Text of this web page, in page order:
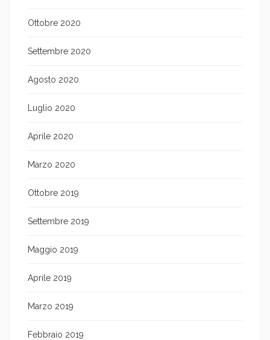
Ottobre 2020
Settembre 2020
Agosto 2020
Luglio 2020
Aprile 2020
Marzo 2020
Ottobre 2019
Settembre 2019
Maggio 2019
Aprile 2019
Marzo 2019
Febbraio 2019